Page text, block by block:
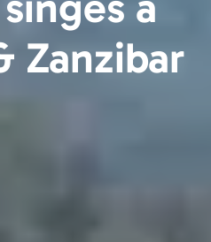
Zanzibar